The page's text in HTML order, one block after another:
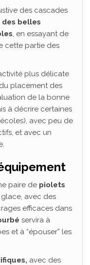
des cascades
belles
, en essayant de
cette partie des
plus délicate
placement des
de la bonne
à décrire certaines
avec peu de
et avec un
paire de piolets
avec des
efficaces dans
servira à
et à “épouser” les
avec des